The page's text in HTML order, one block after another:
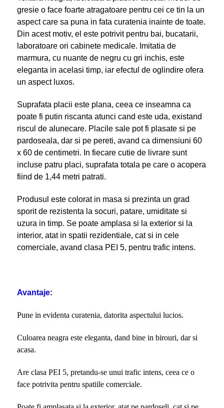
gresie o face foarte atragatoare pentru cei ce tin la un
aspect care sa puna in fata curatenia inainte de toate.
Din acest motiv, el este potrivit pentru bai, bucatarii,
laboratoare ori cabinete medicale. Imitatia de
marmura, cu nuante de negru cu gri inchis, este
eleganta in acelasi timp, iar efectul de oglindire ofera
un aspect luxos.
Suprafata placii este plana, ceea ce inseamna ca
poate fi putin riscanta atunci cand este uda, existand
riscul de alunecare. Placile sale pot fi plasate si pe
pardoseala, dar si pe pereti, avand ca dimensiuni 60
x 60 de centimetri. In fiecare cutie de livrare sunt
incluse patru placi, suprafata totala pe care o acopera
fiind de 1,44 metri patrati.
Produsul este colorat in masa si prezinta un grad
sporit de rezistenta la socuri, patare, umiditate si
uzura in timp. Se poate amplasa si la exterior si la
interior, atat in spatii rezidentiale, cat si in cele
comerciale, avand clasa PEI 5, pentru trafic intens.
Avantaje:
Pune in evidenta curatenia, datorita aspectului lucios.
Culoarea neagra este eleganta, dand bine in birouri, dar si
acasa.
Are clasa PEI 5, pretandu-se unui trafic intens, ceea ce o
face potrivita pentru spatiile comerciale.